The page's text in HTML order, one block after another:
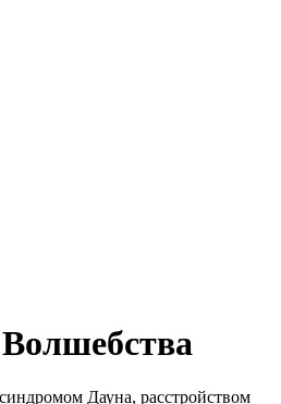
Дауна, расстройством